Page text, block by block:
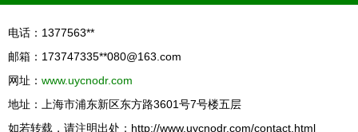
电话：1377563**
邮箱：173747335**080@163.com
网址： www.uycnodr.com
地址：上海市浦东新区东方路3601号7号楼五层
如若转载，请注明出处：http://www.uycnodr.com/contact.html